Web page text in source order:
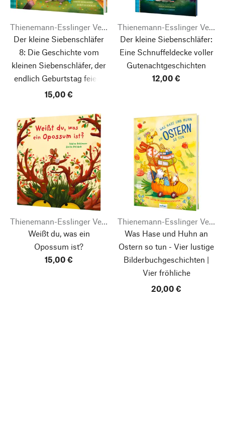
Thienemann-Esslinger Verlag
Der kleine Siebenschläfer
8: Die Geschichte vom
kleinen Siebenschläfer, der
endlich Geburtstag feiern
wollte
15,00 €
Thienemann-Esslinger Verlag
Der kleine Siebenschläfer:
Eine Schnuffeldecke voller
Gutenachtgeschichten
12,00 €
Thienemann-Esslinger Verlag
Weißt du, was ein
Opossum ist?
15,00 €
Thienemann-Esslinger Verlag
Was Hase und Huhn an
Ostern so tun - Vier lustige
Bilderbuchgeschichten |
Vier fröhliche
Ostergeschichten
20,00 €